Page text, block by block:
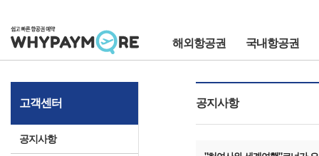
해외항공권 국내항공권
고객센터
공지사항
공지사항